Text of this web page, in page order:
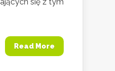
Read More